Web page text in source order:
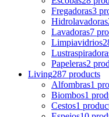
Fregadoras3
Hidrolavadoras
Lavadoras7
Limpiavidrios
Papeleras2
Living287 products
Alfombras1
Biombos1
Cestos1